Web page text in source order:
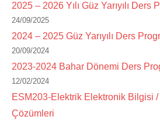
2025 – 2026 Yılı Güz Yarıyılı Ders
24/09/2025
2024 – 2025 Güz Yarıyılı Ders
20/09/2024
2023-2024 Bahar Dönemi Ders
12/02/2024
ESM203-Elektrik Elektronik Bilgisi /
Çözümleri